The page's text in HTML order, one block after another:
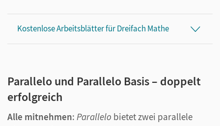
Kostenlose Arbeitsblätter für Dreifach Mathe
Parallelo und Parallelo Basis – doppelt
erfolgreich
Alle mitnehmen: Parallelo bietet zwei parallele